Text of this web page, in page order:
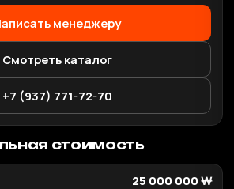
менеджеру
Смотреть каталог
+7 (937) 771-72-70
стоимость
25 000 000 ₩